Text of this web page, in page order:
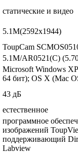
статические и видео
5.1M(2592x1944)
ToupCam
5.1M/AR0521(C)
Microsoft Windows
64 бит); OS X (Mac
43 дБ
естественное
программное
изображений
поддерживающий
Labview